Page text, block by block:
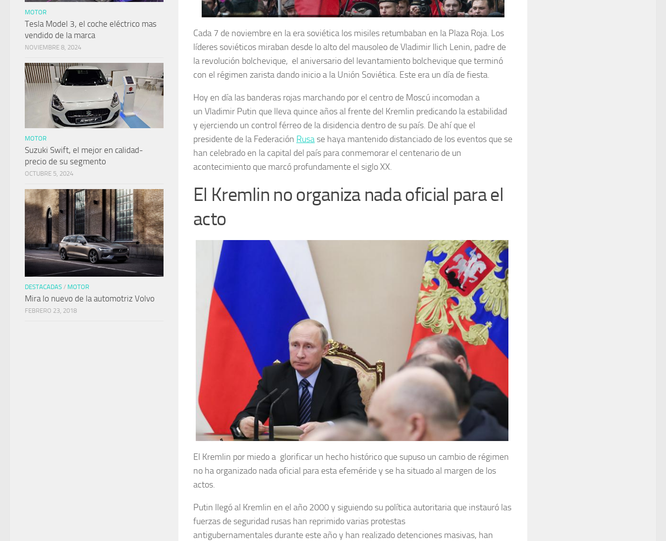
Cada 7 de noviembre en la era soviética los misiles retumbaban en la Plaza Roja. Los
líderes soviéticos miraban desde lo alto del mausoleo de Vladimir Ilich Lenin, padre de
la revolución bolchevique, el aniversario del levantamiento bolchevique que terminó
con el régimen zarista dando inicio a la Unión Soviética. Este era un día de fiesta.
Hoy en día las banderas rojas marchando por el centro de Moscú incomodan a
un Vladimir Putin que lleva quince años al frente del Kremlin predicando la estabilidad
y ejerciendo un control férreo de la disidencia dentro de su país. De ahí que el
presidente de la Federación Rusa se haya mantenido distanciado de los eventos que se
han celebrado en la capital del país para conmemorar el centenario de un
acontecimiento que marcó profundamente el siglo XX.
El Kremlin no organiza nada oficial para el
acto
El Kremlin por miedo a glorificar un hecho histórico que supuso un cambio de régimen
no ha organizado nada oficial para esta efeméride y se ha situado al margen de los
actos.
Putin llegó al Kremlin en el año 2000 y siguiendo su política autoritaria que instauró las
fuerzas de seguridad rusas han reprimido varias protestas
antigubernamentales durante este año y han realizado detenciones masivas, han
MOTOR
Tesla Model 3, el coche eléctrico mas
vendido de la marca
NOVIEMBRE 8, 2024
MOTOR
Suzuki Swift, el mejor en calidad-
precio de su segmento
OCTUBRE 5, 2024
DESTACADAS / MOTOR
Mira lo nuevo de la automotriz Volvo
FEBRERO 23, 2018